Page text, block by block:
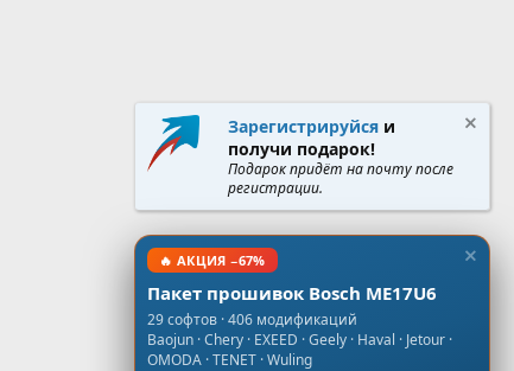
Зарегистрируйся и
получи подарок!
Подарок придёт на почту после
регистрации.
🔥 АКЦИЯ −67%
Пакет прошивок Bosch ME17U6
29 софтов · 406 модификаций
Baojun · Chery · EXEED · Geely · Haval · Jetour ·
OMODA · TENET · Wuling